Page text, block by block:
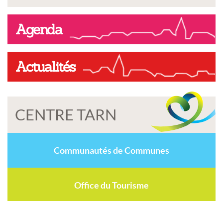
Agenda
Actualités
CENTRE TARN
Communautés de Communes
Office du Tourisme